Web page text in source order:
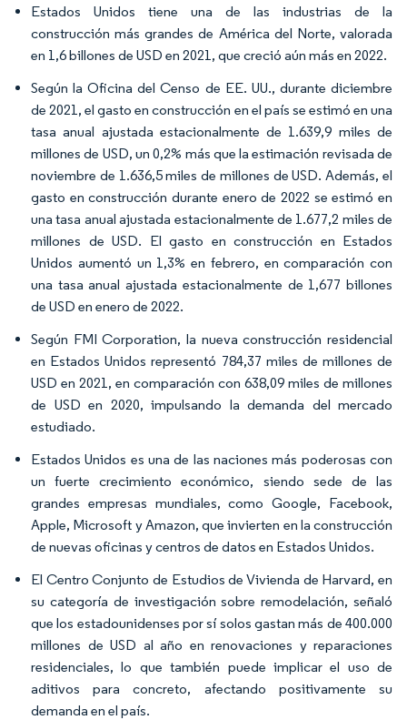
Estados Unidos tiene una de las industrias de la
construcción más grandes de América del Norte, valorada
en 1,6 billones de USD en 2021, que creció aún más en 2022.
Según la Oficina del Censo de EE. UU., durante diciembre
de 2021, el gasto en construcción en el país se estimó en una
tasa anual ajustada estacionalmente de 1.639,9 miles de
millones de USD, un 0,2% más que la estimación revisada de
noviembre de 1.636,5 miles de millones de USD. Además, el
gasto en construcción durante enero de 2022 se estimó en
una tasa anual ajustada estacionalmente de 1.677,2 miles de
millones de USD. El gasto en construcción en Estados
Unidos aumentó un 1,3% en febrero, en comparación con
una tasa anual ajustada estacionalmente de 1,677 billones
de USD en enero de 2022.
Según FMI Corporation, la nueva construcción residencial
en Estados Unidos representó 784,37 miles de millones de
USD en 2021, en comparación con 638,09 miles de millones
de USD en 2020, impulsando la demanda del mercado
estudiado.
Estados Unidos es una de las naciones más poderosas con
un fuerte crecimiento económico, siendo sede de las
grandes empresas mundiales, como Google, Facebook,
Apple, Microsoft y Amazon, que invierten en la construcción
de nuevas oficinas y centros de datos en Estados Unidos.
El Centro Conjunto de Estudios de Vivienda de Harvard, en
su categoría de investigación sobre remodelación, señaló
que los estadounidenses por sí solos gastan más de 400.000
millones de USD al año en renovaciones y reparaciones
residenciales, lo que también puede implicar el uso de
aditivos para concreto, afectando positivamente su
demanda en el país.